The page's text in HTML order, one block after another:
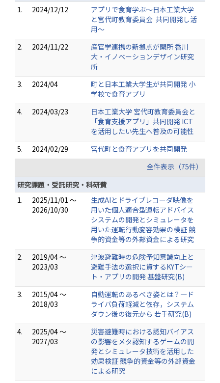
1.
2024/12/12
アプリで食育学ぶ～日本工業大学
と宮代町教育委員会 共同開発し活
用～
2.
2024/11/22
産官学連携の新拠点が開所 香川
大・イノベーションデザイン研究
所
3.
2024/04
町と日本工業大学生が共同開発 小
学校で食育アプリ
4.
2024/03/23
日本工業大学 宮代町教育委員会と
「食育支援アプリ」共同開発 ICT
を活用したい先生へ普及の可能性
5.
2024/02/29
宮代町と食育アプリを共同開発
全件表示（75件）
研究課題・受託研究・科研費
1.
2025/11/01 ～
2026/10/30
生成AIとドライブレコーダ映像を
用いた個人適合型運転アドバイス
システムの開発とシミュレータを
用いた運転行動変容効果の検証 競
争的資金等の外部資金による研究
2.
2019/04 ～
2023/03
津波避難時の危険予知意識向上と
避難手法の選択に資するKYTシー
ト・アプリの開発 基盤研究(B)
3.
2015/04 ～
2018/03
自動運転のあるべき姿とは？―ド
ライバ負荷軽減と依存，システム
ダウン後の復元から 若手研究(B)
4.
2025/04 ～
2027/03
災害避難時における認知バイアス
の影響をメタ認知するゲームの開
発とシミュレータ技術を活用した
効果検証 競争的資金等の外部資金
による研究